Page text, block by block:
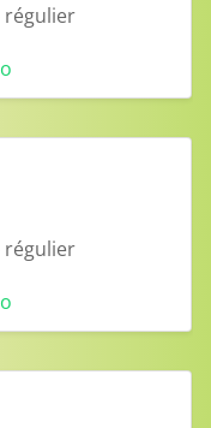
régulier
régulier